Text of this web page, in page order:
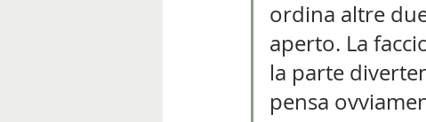
ordina altre
aperto. La
la parte
pensa